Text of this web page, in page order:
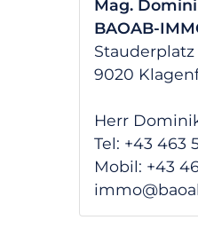
Mag.
BAOAB-
Stauderplatz
9020
Herr
Tel: +43 463
Mobil: +43